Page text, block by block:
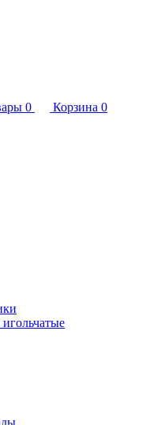
0 Корзина 0